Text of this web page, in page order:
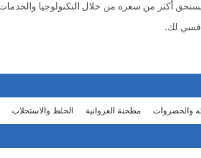
أكثر من سعره من خلال التكنولوجيا والخدمات
الخلط والاستحلاب مطحنة الغروانية والخضروات